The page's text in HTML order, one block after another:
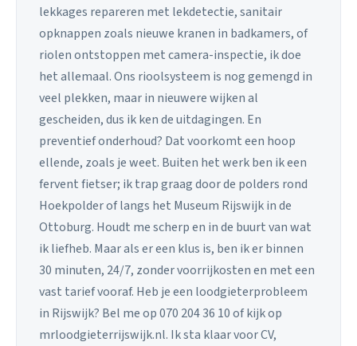
lekkages repareren met lekdetectie, sanitair
opknappen zoals nieuwe kranen in badkamers, of
riolen ontstoppen met camera-inspectie, ik doe
het allemaal. Ons rioolsysteem is nog gemengd in
veel plekken, maar in nieuwere wijken al
gescheiden, dus ik ken de uitdagingen. En
preventief onderhoud? Dat voorkomt een hoop
ellende, zoals je weet. Buiten het werk ben ik een
fervent fietser; ik trap graag door de polders rond
Hoekpolder of langs het Museum Rijswijk in de
Ottoburg. Houdt me scherp en in de buurt van wat
ik liefheb. Maar als er een klus is, ben ik er binnen
30 minuten, 24/7, zonder voorrijkosten en met een
vast tarief vooraf. Heb je een loodgieterprobleem
in Rijswijk? Bel me op 070 204 36 10 of kijk op
mrloodgieterrijswijk.nl. Ik sta klaar voor CV,